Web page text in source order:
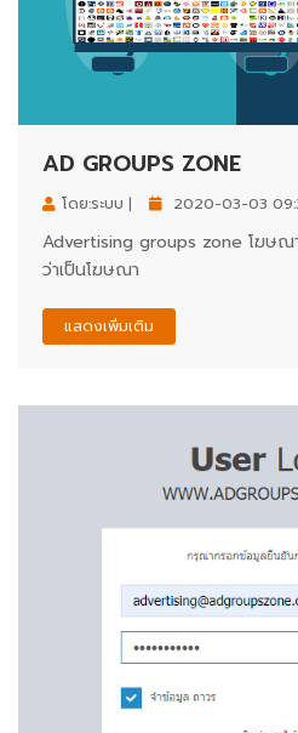
AD GROUPS ZONE
โดย:ระบบ | 2020-03-03
Advertising groups zone โฆษณ
ว่าเป็นโฆษณา
แสดงเพิ่มเติม